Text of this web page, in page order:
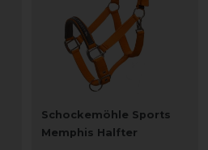
Schockemöhle Sports
Memphis Halfter